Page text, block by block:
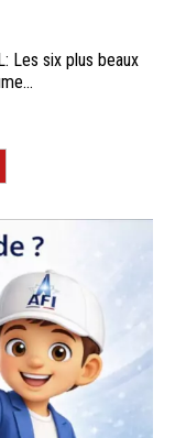
Les six plus beaux